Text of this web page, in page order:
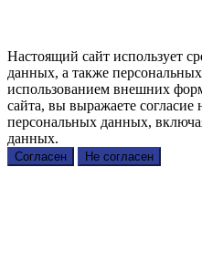
Настоящий сайт использует
данных, а также
использованием внешних
сайта, вы выражаете согласие
персональных данных,
данных.
Согласен Не согласен